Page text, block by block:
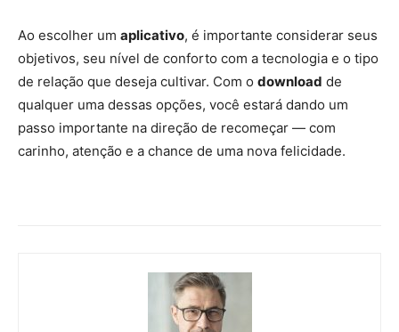
Ao escolher um aplicativo, é importante considerar seus
objetivos, seu nível de conforto com a tecnologia e o tipo
de relação que deseja cultivar. Com o download de
qualquer uma dessas opções, você estará dando um
passo importante na direção de recomeçar — com
carinho, atenção e a chance de uma nova felicidade.